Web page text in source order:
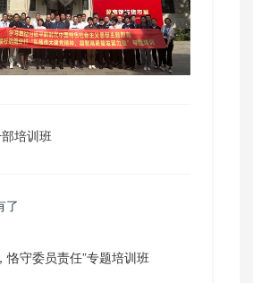
培训班
了
恪守委员责任”专题培训班